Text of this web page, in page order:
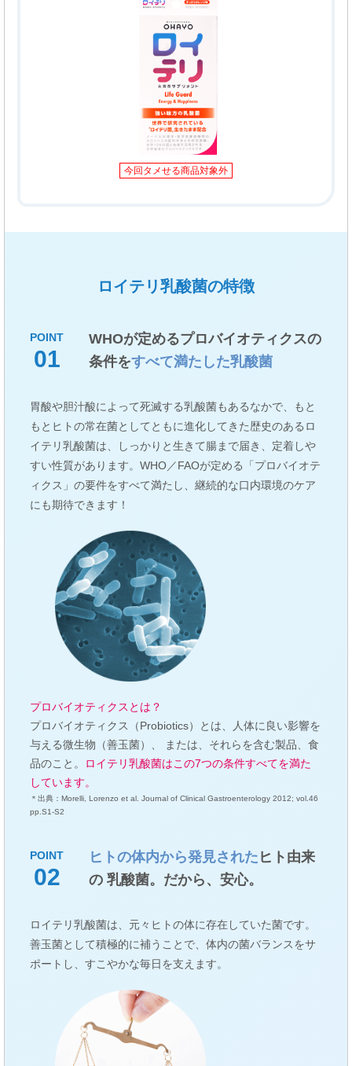
今回タメせる商品対象外
ロイテリ乳酸菌の特徴
POINT
01
WHOが定めるプロバイオティクスの
条件をすべて満たした乳酸菌
胃酸や胆汁酸によって死滅する乳酸菌もあるなかで、もと
もとヒトの常在菌としてともに進化してきた歴史のあるロ
イテリ乳酸菌は、しっかりと生きて腸まで届き、定着しや
すい性質があります。WHO／FAOが定める「プロバイオテ
ィクス」の要件をすべて満たし、継続的な口内環境のケア
にも期待できます！
プロバイオティクスとは？
プロバイオティクス（Probiotics）とは、人体に良い影響を
与える微生物（善玉菌）、 または、それらを含む製品、食
品のこと。
ロイテリ乳酸菌はこの7つの条件すべてを満た
しています。
＊出典：Morelli, Lorenzo et al. Journal of Clinical Gastroenterology 2012; vol.46
pp.S1-S2
POINT
02
ヒトの体内から発見された ヒト由来
の 乳酸菌。だから、安心。
ロイテリ乳酸菌は、元々ヒトの体に存在していた菌です。
善玉菌として積極的に補うことで、体内の菌バランスをサ
ポートし、すこやかな毎日を支えます。